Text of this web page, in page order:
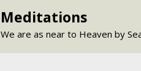
Meditations
We are as near to Heaven by